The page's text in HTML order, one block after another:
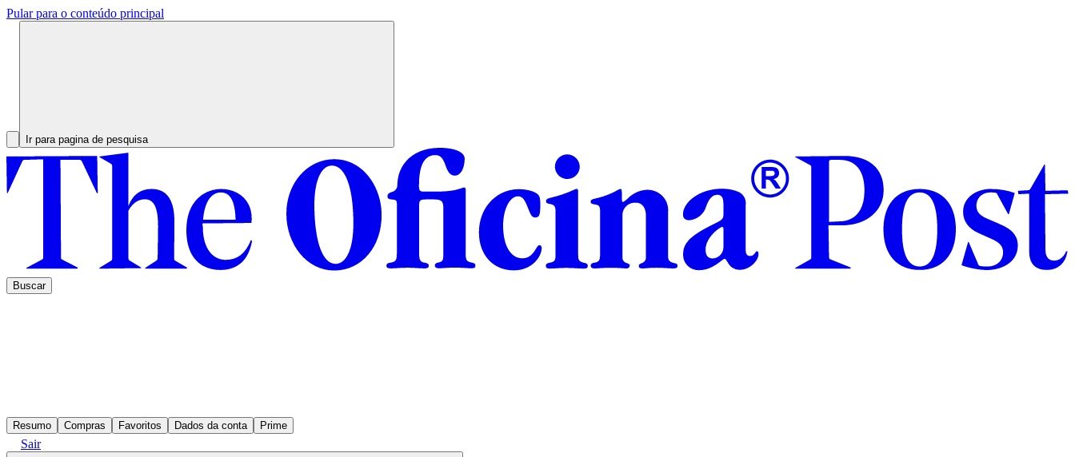
Pular para o conteúdo principal
Ir para pagina de pesquisa
Buscar
Resumo Compras Favoritos Dados da conta Prime
Sair